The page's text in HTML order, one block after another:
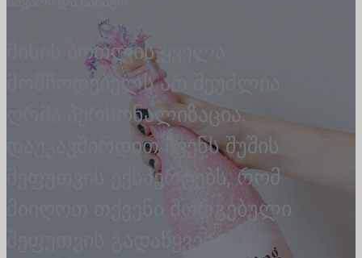
მინის ბოთლის ყველა
მომწოდებელს არ შეუძლია
ღრმა პერსონალიზაცია.
დაუკავშირდით ჩვენს შუშის
შეფუთვის ექსპერტებს, რომ
მიიღოთ თქვენი მორგებული
შეფუთვის გადაწყვეტა.